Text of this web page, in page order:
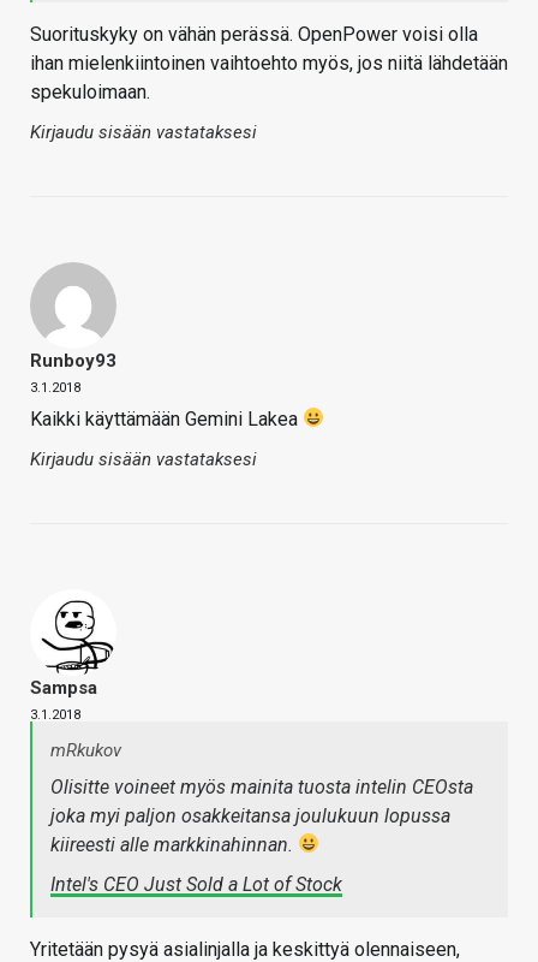
Suorituskyky on vähän perässä. OpenPower voisi olla
ihan mielenkiintoinen vaihtoehto myös, jos niitä lähdetään
spekuloimaan.
Kirjaudu sisään vastataksesi
Runboy93
3.1.2018
Kaikki käyttämään Gemini Lakea
Kirjaudu sisään vastataksesi
Sampsa
3.1.2018
mRkukov
Olisitte voineet myös mainita tuosta intelin CEOsta
joka myi paljon osakkeitansa joulukuun lopussa
kiireesti alle markkinahinnan.
Intel's CEO Just Sold a Lot of Stock
Yritetään pysyä asialinjalla ja keskittyä olennaiseen,